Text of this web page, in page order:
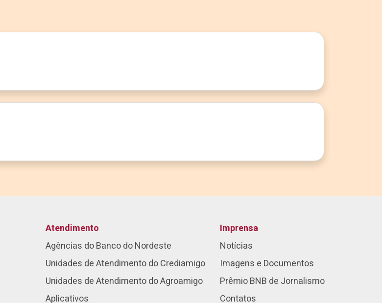
Atendimento
Agências do Banco do Nordeste
Unidades de Atendimento do Crediamigo
Unidades de Atendimento do Agroamigo
Aplicativos
Imprensa
Notícias
Imagens e Documentos
Prêmio BNB de Jornalismo
Contatos